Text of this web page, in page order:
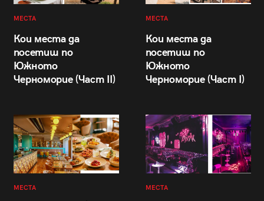
МЕСТА
Кои места да
посетиш по
Южното
Черноморие (Част II)
МЕСТА
Кои места да
посетиш по
Южното
Черноморие (Част I)
МЕСТА МЕСТА